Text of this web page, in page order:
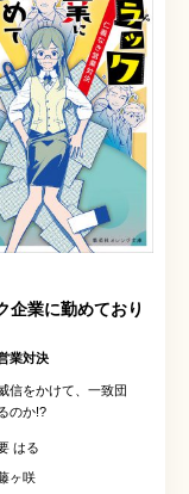
企業に勤めており
業対決
信をかけて、一致団
のか!?
はる
ヶ咲